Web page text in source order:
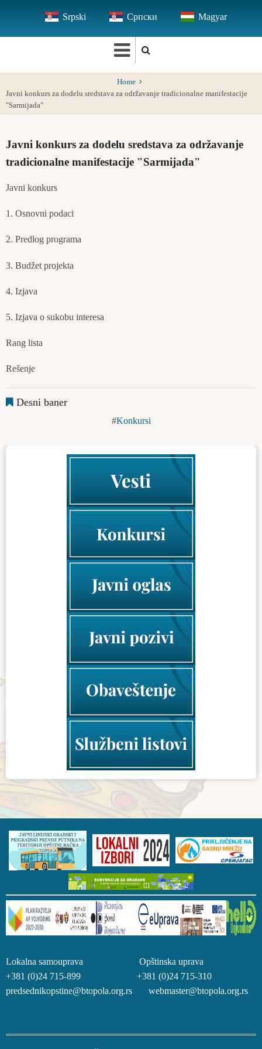
main
Srpski Српски Magyar
Home
Javni konkurs za dodelu sredstava za održavanje tradicionalne manifestacije
"Sarmijada"
Javni konkurs za dodelu sredstava za održavanje
tradicionalne manifestacije "Sarmijada"
Javni konkurs
1. Osnovni podaci
2. Predlog programa
3. Budžet projekta
4. Izjava
5. Izjava o sukobu interesa
Rang lista
Rešenje
Desni baner
Konkursi
Lokalna samouprava Opštinska uprava
+381 (0)24 715-899 +381 (0)24 715-310
predsednikopstine@btopola.org.rs webmaster@btopola.org.rs